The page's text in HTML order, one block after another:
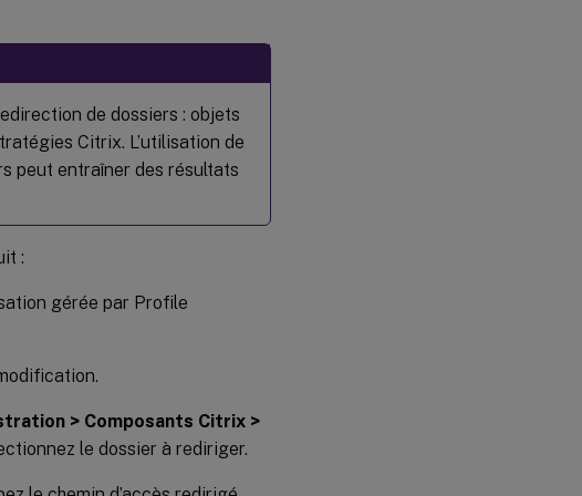
de dossiers : objets
Citrix. L’utilisation de
peut entraîner des résultats
:
gérée par Profile
> Composants Citrix >
le dossier à rediriger.